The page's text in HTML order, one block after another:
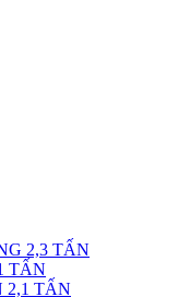
2,3 TẤN
TẤN
2,1 TẤN